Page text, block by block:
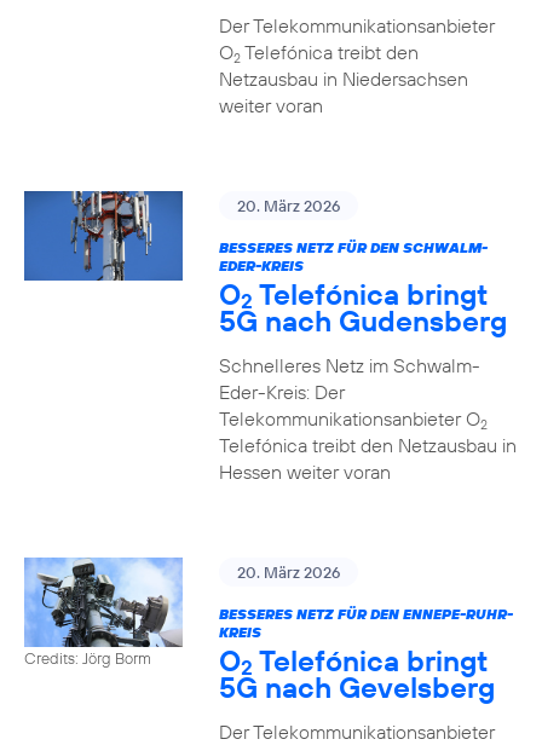
Der Telekommunikationsanbieter
O2Telefónica treibt den
Netzausbau in Niedersachsen
weiter voran
20. März 2026
BESSERES NETZ FÜR DEN SCHWALM-
EDER-KREIS
O2 Telefónica bringt
5G nach Gudensberg
Schnelleres Netz im Schwalm-
Eder-Kreis: Der
Telekommunikationsanbieter O2
Telefónica treibt den Netzausbau in
Hessen weiter voran
Credits: Jörg Borm
20. März 2026
BESSERES NETZ FÜR DEN ENNEPE-RUHR-
KREIS
O2 Telefónica bringt
5G nach Gevelsberg
Der Telekommunikationsanbieter